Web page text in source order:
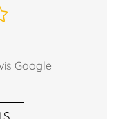
Google